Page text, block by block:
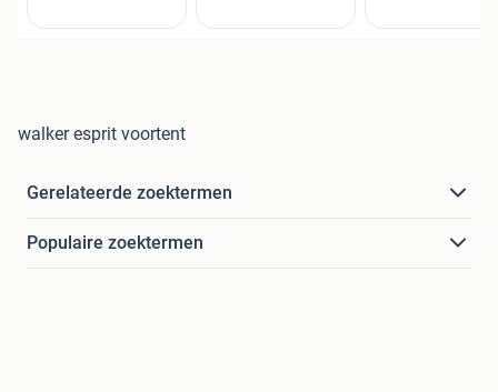
walker esprit voortent
Gerelateerde zoektermen
Populaire zoektermen